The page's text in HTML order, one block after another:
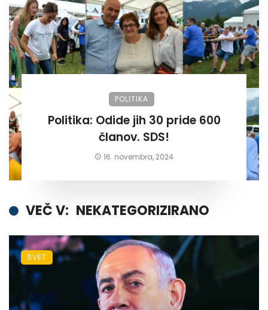
POLITIKA
Politika: Odide jih 30 pride 600
članov. SDS!
16. novembra, 2024
VEČ V: NEKATEGORIZIRANO
SVET